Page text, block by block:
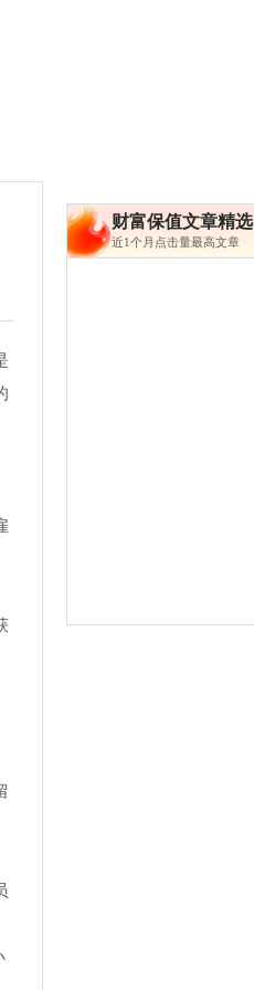
财富保值文章精选
近1个月点击量最高文章